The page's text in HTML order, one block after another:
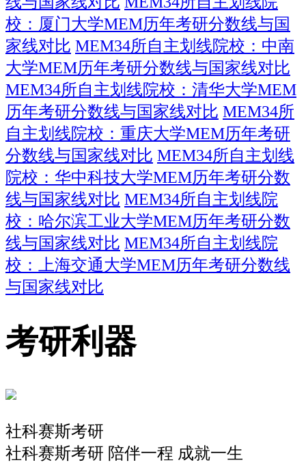
校：厦门大学MEM历年考研分数线与国
家线对比 MEM34所自主划线院校：中南
大学MEM历年考研分数线与国家线对比
MEM34所自主划线院校：清华大学MEM
历年考研分数线与国家线对比 MEM34所
自主划线院校：重庆大学MEM历年考研
分数线与国家线对比 MEM34所自主划线
院校：华中科技大学MEM历年考研分数
线与国家线对比 MEM34所自主划线院
校：哈尔滨工业大学MEM历年考研分数
线与国家线对比 MEM34所自主划线院
校：上海交通大学MEM历年考研分数线
与国家线对比
考研利器
社科赛斯考研
社科赛斯考研 陪伴一程 成就一生